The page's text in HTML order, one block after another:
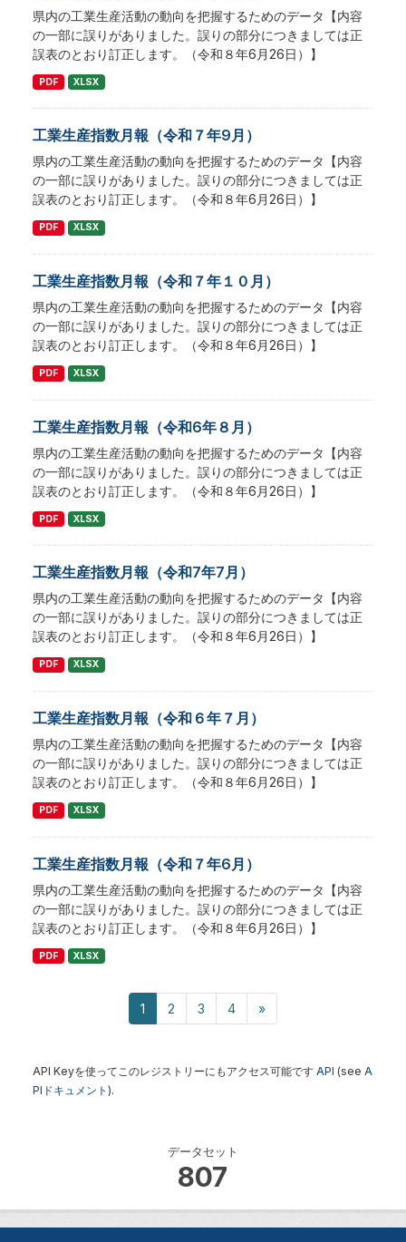
データセット
807
県内の工業生産活動の動向を把握するためのデータ【内容
の一部に誤りがありました。誤りの部分につきましては正
誤表のとおり訂正します。（令和８年6月26日）】
PDF XLSX
工業生産指数月報（令和７年9月）
県内の工業生産活動の動向を把握するためのデータ【内容
の一部に誤りがありました。誤りの部分につきましては正
誤表のとおり訂正します。（令和８年6月26日）】
PDF XLSX
工業生産指数月報（令和７年１０月）
県内の工業生産活動の動向を把握するためのデータ【内容
の一部に誤りがありました。誤りの部分につきましては正
誤表のとおり訂正します。（令和８年6月26日）】
PDF XLSX
工業生産指数月報（令和6年８月）
県内の工業生産活動の動向を把握するためのデータ【内容
の一部に誤りがありました。誤りの部分につきましては正
誤表のとおり訂正します。（令和８年6月26日）】
PDF XLSX
工業生産指数月報（令和7年7月）
県内の工業生産活動の動向を把握するためのデータ【内容
の一部に誤りがありました。誤りの部分につきましては正
誤表のとおり訂正します。（令和８年6月26日）】
PDF XLSX
工業生産指数月報（令和６年７月）
県内の工業生産活動の動向を把握するためのデータ【内容
の一部に誤りがありました。誤りの部分につきましては正
誤表のとおり訂正します。（令和８年6月26日）】
PDF XLSX
工業生産指数月報（令和７年6月）
県内の工業生産活動の動向を把握するためのデータ【内容
の一部に誤りがありました。誤りの部分につきましては正
誤表のとおり訂正します。（令和８年6月26日）】
PDF XLSX
1 2 3 4 »
API Keyを使ってこのレジストリーにもアクセス可能です API (see A
PIドキュメント ).